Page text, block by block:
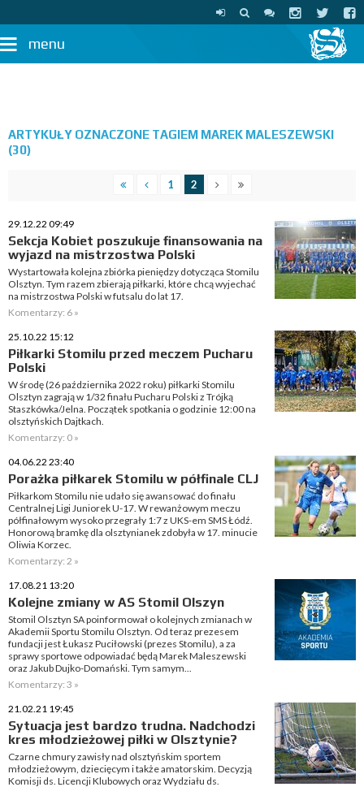
menu
ARTYKUŁY OZNACZONE TAGIEM MAREK MALESZEWSKI
(30)
1 2
29.12.22 09:49
Sekcja Kobiet poszukuje finansowania na
wyjazd na mistrzostwa Polski
Wystartowała kolejna zbiórka pieniędzy dotycząca Stomilu
Olsztyn. Tym razem zbierają piłkarki, które chcą wyjechać
na mistrzostwa Polski w futsalu do lat 17.
Komentarzy: 6 »
25.10.22 15:12
Piłkarki Stomilu przed meczem Pucharu
Polski
W środę (26 października 2022 roku) piłkarki Stomilu
Olsztyn zagrają w 1/32 finału Pucharu Polski z Trójką
Staszkówka/Jelna. Początek spotkania o godzinie 12:00 na
olsztyńskich Dajtkach.
Komentarzy: 0 »
04.06.22 23:40
Porażka piłkarek Stomilu w półfinale CLJ
Piłkarkom Stomilu nie udało się awansować do finału
Centralnej Ligi Juniorek U-17. W rewanżowym meczu
półfinałowym wysoko przegrały 1:7 z UKS-em SMS Łódź.
Honorową bramkę dla olsztynianek zdobyła w 17. minucie
Oliwia Korzec.
Komentarzy: 2 »
17.08.21 13:20
Kolejne zmiany w AS Stomil Olszyn
Stomil Olsztyn SA poinformował o kolejnych zmianach w
Akademii Sportu Stomilu Olsztyn. Od teraz prezesem
fundacji jest Łukasz Puciłowski (prezes Stomilu), a za
sprawy sportowe odpowiadać będą Marek Maleszewski
oraz Jakub Dujko-Domański. Tym samym...
Komentarzy: 3 »
21.02.21 19:45
Sytuacja jest bardzo trudna. Nadchodzi
kres młodzieżowej piłki w Olsztynie?
Czarne chmury zawisły nad olsztyńskim sportem
młodzieżowym, dziecięcym i także amatorskim. Decyzją
Komisji ds. Licencji Klubowych oraz Wydziału ds.